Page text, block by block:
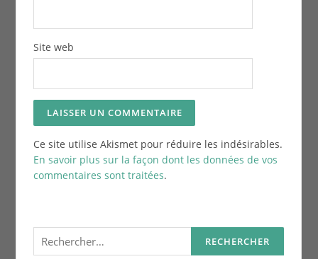
Site web
Ce site utilise Akismet pour réduire les indésirables.
En savoir plus sur la façon dont les données de vos
commentaires sont traitées.
Rechercher :